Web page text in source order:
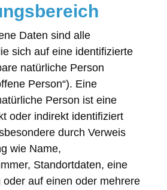
Daten sind alle
sich auf eine identifizierte
natürliche Person
Person“). Eine
Person ist eine
oder indirekt identifiziert
durch Verweis
wie Name,
Standortdaten, eine
auf einen oder mehrere